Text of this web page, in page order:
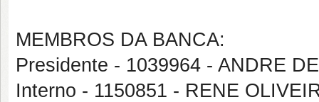
MEMBROS DA BANCA:
Presidente - 1039964 - ANDRE
Interno - 1150851 - RENE